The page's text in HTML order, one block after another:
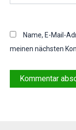
Name, E-Mail-
meinen nächsten